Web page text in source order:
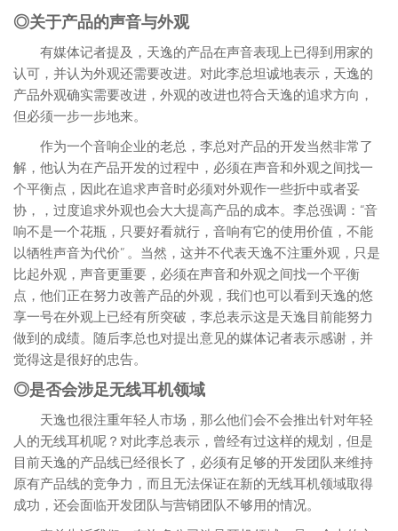
◎关于产品的声音与外观
有媒体记者提及，天逸的产品在声音表现上已得到用家的
认可，并认为外观还需要改进。对此李总坦诚地表示，天逸的
产品外观确实需要改进，外观的改进也符合天逸的追求方向，
但必须一步一步地来。
作为一个音响企业的老总，李总对产品的开发当然非常了
解，他认为在产品开发的过程中，必须在声音和外观之间找一
个平衡点，因此在追求声音时必须对外观作一些折中或者妥
协，，过度追求外观也会大大提高产品的成本。李总强调：“音
响不是一个花瓶，只要好看就行，音响有它的使用价值，不能
以牺牲声音为代价” 。当然，这并不代表天逸不注重外观，只是
比起外观，声音更重要，必须在声音和外观之间找一个平衡
点，他们正在努力改善产品的外观，我们也可以看到天逸的悠
享一号在外观上已经有所突破，李总表示这是天逸目前能努力
做到的成绩。随后李总也对提出意见的媒体记者表示感谢，并
觉得这是很好的忠告。
◎是否会涉足无线耳机领域
天逸也很注重年轻人市场，那么他们会不会推出针对年轻
人的无线耳机呢？对此李总表示，曾经有过这样的规划，但是
目前天逸的产品线已经很长了，必须有足够的开发团队来维持
原有产品线的竞争力，而且无法保证在新的无线耳机领域取得
成功，还会面临开发团队与营销团队不够用的情况。